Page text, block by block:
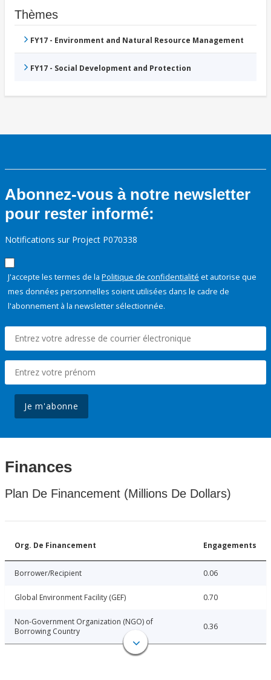
Thèmes
FY17 - Environment and Natural Resource Management
FY17 - Social Development and Protection
Abonnez-vous à notre newsletter
pour rester informé:
Notifications sur Project P070338
J'accepte les termes de la Politique de confidentialité et autorise que
mes données personnelles soient utilisées dans le cadre de
l'abonnement à la newsletter sélectionnée.
Je m'abonne
Finances
Plan De Financement (Millions De Dollars)
Org. De Financement Engagements
Borrower/Recipient 0.06
Global Environment Facility (GEF) 0.70
Non-Government Organization (NGO) of
Borrowing Country
0.36